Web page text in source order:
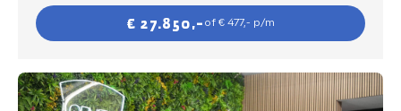
€ 27.850,- of € 477,- p/m